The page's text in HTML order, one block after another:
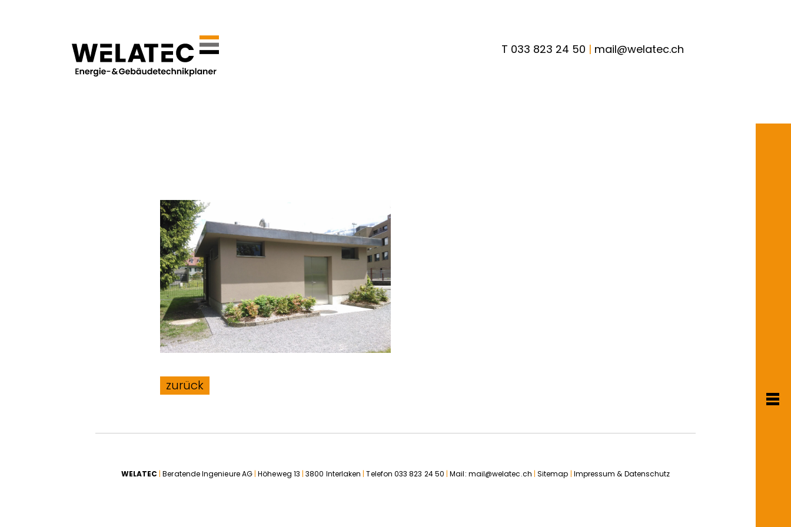
T 033 823 24 50 | mail@welatec.ch
Pumpwerk Englischer Garten, 3800
Interlaken
mehr
WELATEC | Beratende Ingenieure AG | Höheweg 13 | 3800 Interlaken | Telefon033 823 24 50 | Mail: mail@welatec.ch | Sitemap | Impressum & Datenschutz